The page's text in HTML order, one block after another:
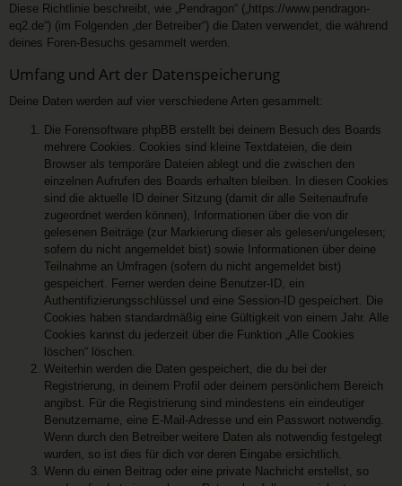
Diese Richtlinie beschreibt, wie „Pendragon“ („https://www.pendragon-
eq2.de“) (im Folgenden „der Betreiber“) die Daten verwendet, die während
deines Foren-Besuchs gesammelt werden.
Umfang und Art der Datenspeicherung
Deine Daten werden auf vier verschiedene Arten gesammelt:
Die Forensoftware phpBB erstellt bei deinem Besuch des Boards
mehrere Cookies. Cookies sind kleine Textdateien, die dein
Browser als temporäre Dateien ablegt und die zwischen den
einzelnen Aufrufen des Boards erhalten bleiben. In diesen Cookies
sind die aktuelle ID deiner Sitzung (damit dir alle Seitenaufrufe
zugeordnet werden können), Informationen über die von dir
gelesenen Beiträge (zur Markierung dieser als gelesen/ungelesen;
sofern du nicht angemeldet bist) sowie Informationen über deine
Teilnahme an Umfragen (sofern du nicht angemeldet bist)
gespeichert. Ferner werden deine Benutzer-ID, ein
Authentifizierungsschlüssel und eine Session-ID gespeichert. Die
Cookies haben standardmäßig eine Gültigkeit von einem Jahr. Alle
Cookies kannst du jederzeit über die Funktion „Alle Cookies
löschen“ löschen.
Weiterhin werden die Daten gespeichert, die du bei der
Registrierung, in deinem Profil oder deinem persönlichem Bereich
angibst. Für die Registrierung sind mindestens ein eindeutiger
Benutzername, eine E-Mail-Adresse und ein Passwort notwendig.
Wenn durch den Betreiber weitere Daten als notwendig festgelegt
wurden, so ist dies für dich vor deren Eingabe ersichtlich.
Wenn du einen Beitrag oder eine private Nachricht erstellst, so